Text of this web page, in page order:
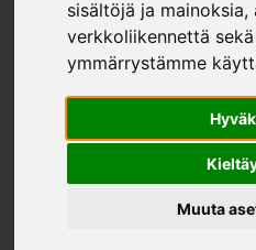
sisältöjä ja mainoksia,
verkkoliikennettä
ymmärrystämme
Muuta